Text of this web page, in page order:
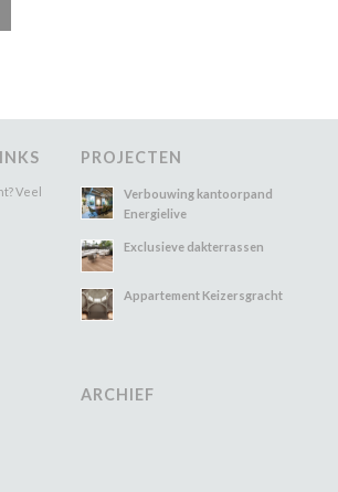
Veel
PROJECTEN
Verbouwing kantoorpand
Energielive
Exclusieve dakterrassen
Appartement Keizersgracht
ARCHIEF